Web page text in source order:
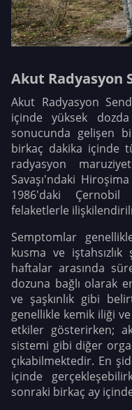
Akut Radyasyon
Akut Radyasyon
içinde yüksek
sonucunda gelişen
birkaç dakika içinde
radyasyon
Savaşı'ndaki
1986'daki
felaketlerle
Semptomlar
kusma ve
haftalar arasında
dozuna bağlı olarak
ve şaşkınlık gibi
genellikle kemik iliği
etkiler gösterirken;
sistemi gibi diğer
çıkabilmektedir. En
içinde
sonraki birkaç ay